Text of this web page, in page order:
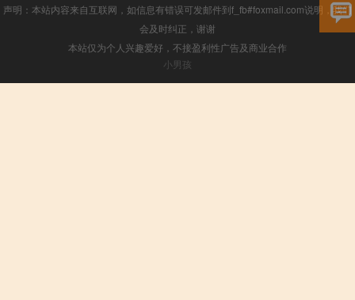
声明：本站内容来自互联网，如信息有错误可发邮件到f_fb#foxmail.com说明，我们
会及时纠正，谢谢
本站仅为个人兴趣爱好，不接盈利性广告及商业合作
小男孩